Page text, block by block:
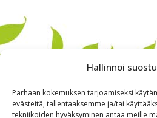
Hallinnoi
Parhaan kokemuksen tarjoamiseksi
evästeitä, tallentaaksemme ja/tai
tekniikoiden hyväksyminen antaa meille